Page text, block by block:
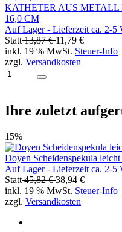
KATHETER AUS METALL
16,0 CM
Auf Lager - Lieferzeit ca. 2-5
Statt13,87 €11,79 €
inkl. 19 % MwSt. Steuer-Info
zzgl. Versandkosten
Ihre zuletzt
15%
Doyen Scheidenspekula
Auf Lager - Lieferzeit ca. 2-5
Statt45,82 €38,94 €
inkl. 19 % MwSt. Steuer-Info
zzgl. Versandkosten